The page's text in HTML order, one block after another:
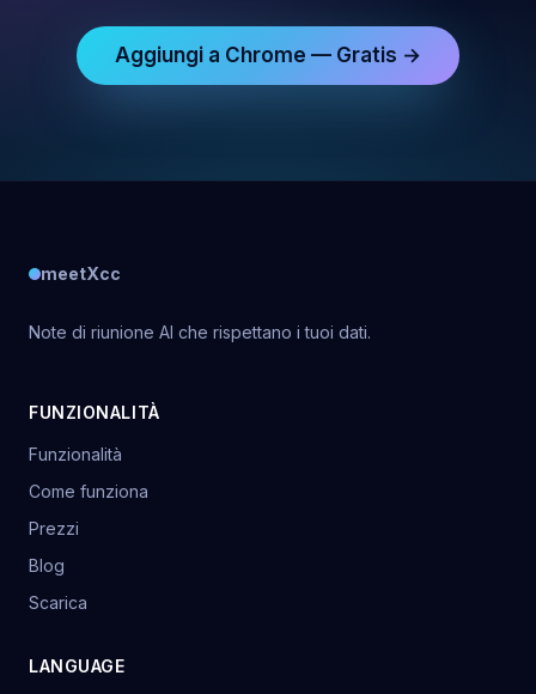
Aggiungi a Chrome — Gratis →
meetXcc
Note di riunione AI che rispettano i tuoi dati.
FUNZIONALITÀ
Funzionalità
Come funziona
Prezzi
Blog
Scarica
LANGUAGE